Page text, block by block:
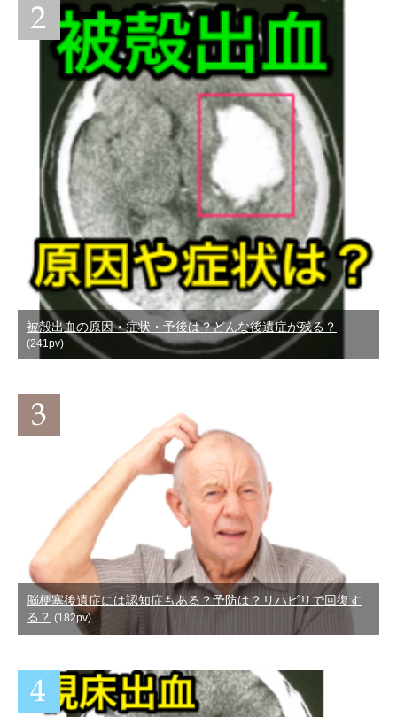
被殻出血の原因・症状・予後は？どんな後遺症が残る？
(241pv)
脳梗塞後遺症には認知症もある？予防は？リハビリで回復す
る？ (182pv)